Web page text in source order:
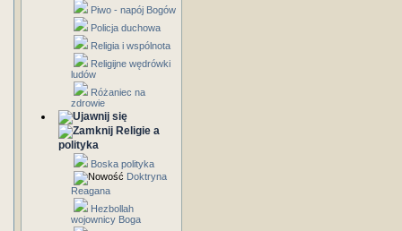
Piwo - napój Bogów
Policja duchowa
Religia i wspólnota
Religijne wędrówki
ludów
Różaniec na
zdrowie
Religie a
polityka
Boska polityka
Doktryna
Reagana
Hezbollah
wojownicy Boga